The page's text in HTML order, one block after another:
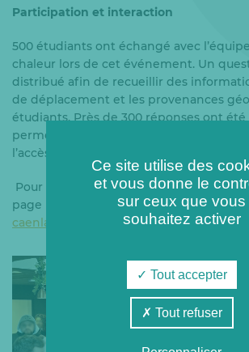
Participation et interaction
500 étudiants ont échangé avec
chaleur lors de cet événement. Un
distribué afin de recueillir des
de déplacement et les provenances
étudiants. Près de 300 réponses ont
permettra d’étudier d’éventuelles
l’accès au campus.
Pour suivre l’actualité des travaux,
page Infos travaux de notre sitehttps://
caenlamer.fr/infos-travaux/
Ce site utilise des
et vous donne le
sur ceux que vous
souhaitez activer
Tout accepter
Tout refuser